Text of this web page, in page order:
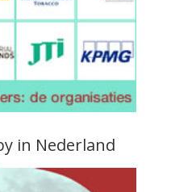
in Nederland